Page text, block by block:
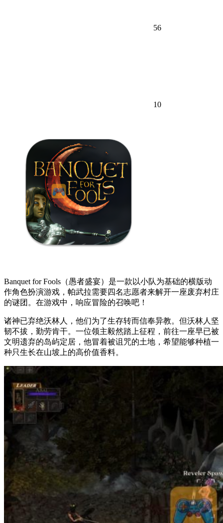
56
10
Banquet for Fools（愚者盛宴）是一款以小队为基础的横版动
作角色扮演游戏，帕武拉需要四名志愿者来解开一座废弃村庄
的谜团。在游戏中，响应冒险的召唤吧！
诸神已弃绝沃林人，他们为了生存转而信奉异教。但沃林人坚
韧不拔，勤劳肯干。一位领主毅然踏上征程，前往一座早已被
文明遗弃的岛屿定居，他冒着被诅咒的土地，希望能够种植一
种只生长在山坡上的高价值香料。